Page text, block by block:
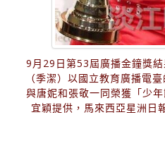
9月29日第53屆廣播金鐘獎
（季潔）以國立教育廣播電
與唐妮和張敬一同榮獲「少
宜穎提供，馬來西亞星洲日